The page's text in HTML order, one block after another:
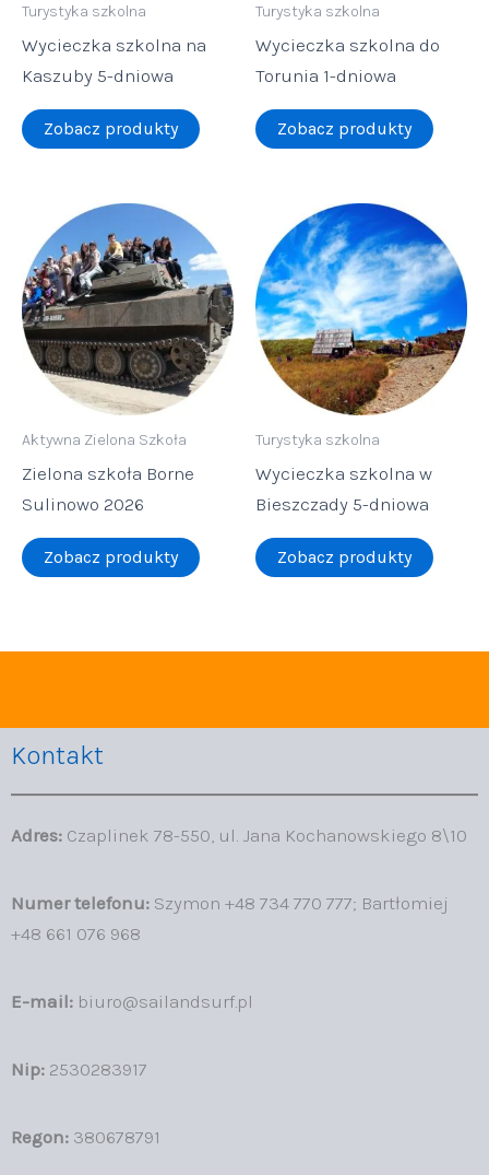
Turystyka szkolna
Wycieczka szkolna na
Kaszuby 5-dniowa
Zobacz produkty
Turystyka szkolna
Wycieczka szkolna do
Torunia 1-dniowa
Zobacz produkty
Aktywna Zielona Szkoła
Zielona szkoła Borne
Sulinowo 2026
Zobacz produkty
Turystyka szkolna
Wycieczka szkolna w
Bieszczady 5-dniowa
Zobacz produkty
Kontakt
Adres: Czaplinek 78-550, ul. Jana Kochanowskiego 8\10
Numer telefonu: Szymon +48 734 770 777; Bartłomiej
+48 661 076 968
E-mail: biuro@sailandsurf.pl
Nip: 2530283917
Regon: 380678791